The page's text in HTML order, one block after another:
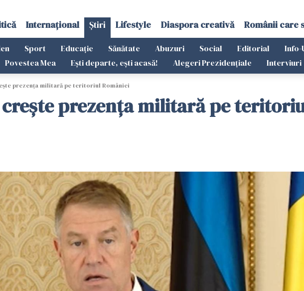
Internațional Știri Lifestyle Diaspora creativă Românii care
Sport Educație Sănătate Abuzuri Social Editorial Info-
Povestea Mea
Ești departe, ești acasă! Alegeri Prezidențiale Interviuri
prezența militară pe teritoriul României
prezența militară pe